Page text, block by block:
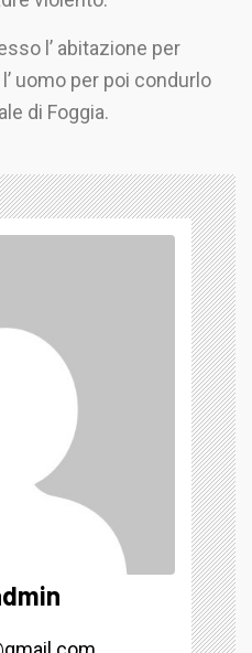
l’ abitazione per
uomo per poi condurlo
di Foggia.